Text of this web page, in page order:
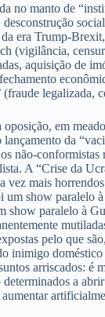
no manto de
era Trump-
(vigilância,
aquisição de
em
lançamento da
não-conformistas
A “Crise da
vez mais
show paralelo
paralelo à
pelo que
inimigo
arriscados:
a